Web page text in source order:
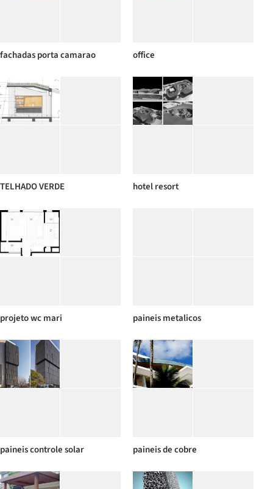
fachadas porta camarao office
TELHADO VERDE hotel resort
projeto wc mari paineis metalicos
paineis controle solar paineis de cobre